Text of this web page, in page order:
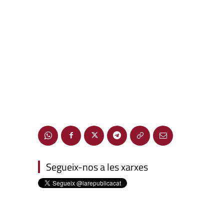
Segueix-nos a les xarxes